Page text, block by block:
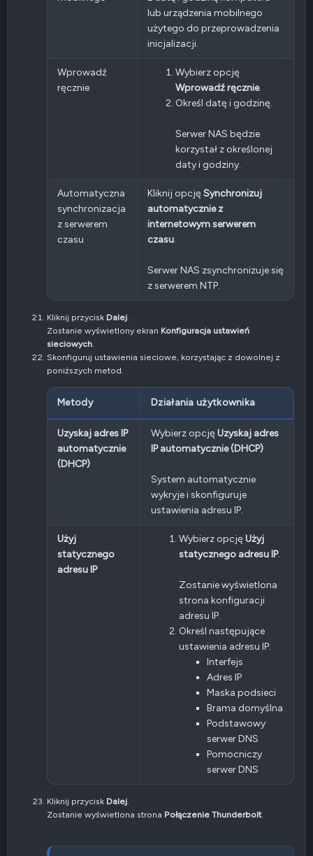
lub urządzenia mobilnego
użytego do przeprowadzenia
inicjalizacji.
Wprowadź
ręcznie
Wybierz opcję
Wprowadź ręcznie.
Określ datę i godzinę.
Serwer NAS będzie
korzystał z określonej
daty i godziny.
Automatyczna
synchronizacja
z serwerem
czasu
Kliknij opcję Synchronizuj
automatycznie z
internetowym serwerem
czasu.
Serwer NAS zsynchronizuje się
z serwerem NTP.
Kliknij przycisk Dalej.
Zostanie wyświetlony ekran Konfiguracja ustawień
sieciowych.
Skonfiguruj ustawienia sieciowe, korzystając z dowolnej z
poniższych metod.
Metody Działania użytkownika
Uzyskaj adres IP
automatycznie
(DHCP)
Wybierz opcję Uzyskaj adres
IP automatycznie (DHCP)
System automatycznie
wykryje i skonfiguruje
ustawienia adresu IP.
Użyj
statycznego
adresu IP
Wybierz opcję Użyj
statycznego adresu IP.
Zostanie wyświetlona
strona konfiguracji
adresu IP.
Określ następujące
ustawienia adresu IP:
Interfejs
Adres IP
Maska podsieci
Brama domyślna
Podstawowy
serwer DNS
Pomocniczy
serwer DNS
Kliknij przycisk Dalej.
Zostanie wyświetlona strona Połączenie Thunderbolt.